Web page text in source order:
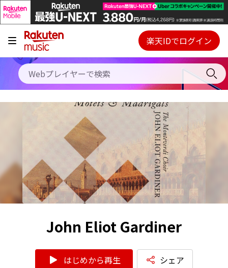
キャンペーン
料金プラン
使い方
初回30日間無料お試し
Webプレイヤー
ご契約内容の確認・変更
楽天IDでログイン
John Eliot Gardiner
はじめから再生 シェア